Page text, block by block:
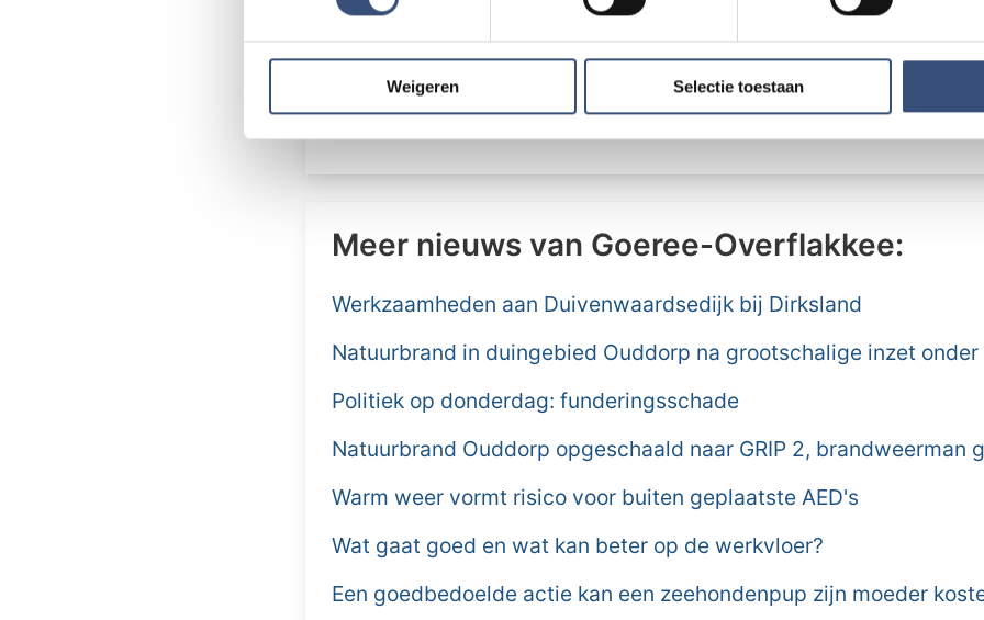
websiteverkeer te analyseren. Ook delen we informatie over uw gebruik van onze site met
media, adverteren en analyse. Deze partners kunnen deze gegevens combineren met
verstrekt of die ze hebben verzameld op basis van uw gebruik van hun services.
Weigeren Selectie toestaan
Het resterende deel zal besteed worden aan onderhoud en activiteiten
De openingstijden zijn op vrijdagavond 4 november van 19:00 tot
5 november van 10:00 tot 16:00 uur. Op beide dagen bent u van harte
Exoduskerk, Dorpsweg 97a te Sommelsdijk.
Meer nieuws van Goeree-Overflakkee:
Werkzaamheden aan Duivenwaardsedijk bij Dirksland
Natuurbrand in duingebied Ouddorp na grootschalige inzet
Politiek op donderdag: funderingsschade
Natuurbrand Ouddorp opgeschaald naar GRIP 2, brandweerman
Warm weer vormt risico voor buiten geplaatste AED's
Wat gaat goed en wat kan beter op de werkvloer?
Een goedbedoelde actie kan een zeehondenpup zijn moeder